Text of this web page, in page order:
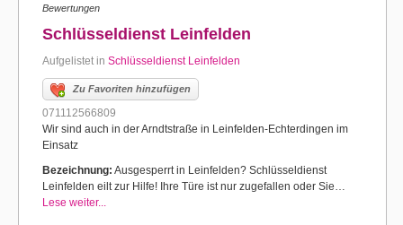
Bewertungen
Schlüsseldienst Leinfelden
Aufgelistet in Schlüsseldienst Leinfelden
Zu Favoriten hinzufügen
071112566809
Wir sind auch in der Arndtstraße in Leinfelden-Echterdingen im
Einsatz
Bezeichnung: Ausgesperrt in Leinfelden? Schlüsseldienst
Leinfelden eilt zur Hilfe! Ihre Türe ist nur zugefallen oder Sie…
Lese weiter...